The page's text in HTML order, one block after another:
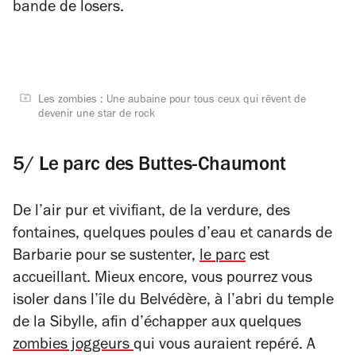
bande de losers.
Les zombies : Une aubaine pour tous ceux qui rêvent de
devenir une star de rock
5/ Le parc des Buttes-Chaumont
De l’air pur et vivifiant, de la verdure, des
fontaines, quelques poules d’eau et canards de
Barbarie pour se sustenter, le parc est
accueillant. Mieux encore, vous pourrez vous
isoler dans l’île du Belvédère, à l’abri du temple
de la Sibylle, afin d’échapper aux quelques
zombies joggeursqui vous auraient repéré. A